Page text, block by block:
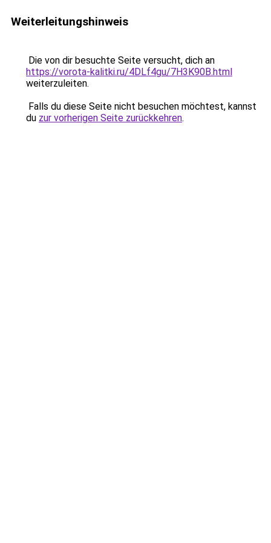
Weiterleitungshinweis
Die von dir besuchte Seite versucht, dich an
https://vorota-kalitki.ru/4DLf4gu/7H3K90B.html
weiterzuleiten.
Falls du diese Seite nicht besuchen möchtest, kannst
du zur vorherigen Seite zurückkehren.